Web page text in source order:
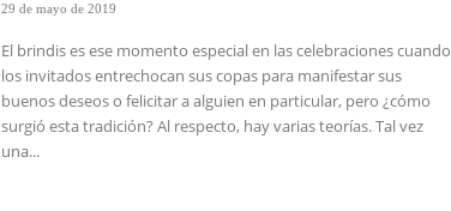
29 de mayo de 2019
El brindis es ese momento especial en las celebraciones cuando
los invitados entrechocan sus copas para manifestar sus
buenos deseos o felicitar a alguien en particular, pero ¿cómo
surgió esta tradición? Al respecto, hay varias teorías. Tal vez
una...